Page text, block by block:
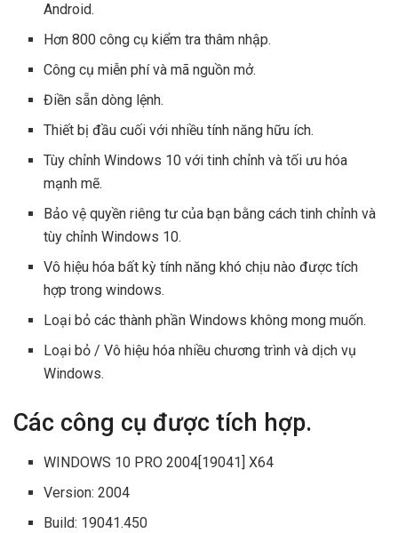
Android.
Hơn 800 công cụ kiểm tra thâm nhập.
Công cụ miễn phí và mã nguồn mở.
Điền sẵn dòng lệnh.
Thiết bị đầu cuối với nhiều tính năng hữu ích.
Tùy chỉnh Windows 10 với tinh chỉnh và tối ưu hóa
mạnh mẽ.
Bảo vệ quyền riêng tư của bạn bằng cách tinh chỉnh và
tùy chỉnh Windows 10.
Vô hiệu hóa bất kỳ tính năng khó chịu nào được tích
hợp trong windows.
Loại bỏ các thành phần Windows không mong muốn.
Loại bỏ / Vô hiệu hóa nhiều chương trình và dịch vụ
Windows.
Các công cụ được tích hợp.
WINDOWS 10 PRO 2004[19041] X64
Version: 2004
Build: 19041.450